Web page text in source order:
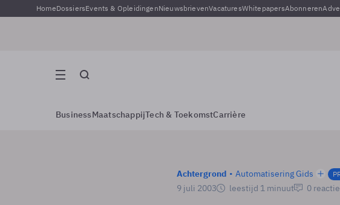
HomeDossiersEvents & OpleidingenNieuwsbrievenVacaturesWhitepapersAbonneren
BusinessMaatschappijTech & ToekomstCarrière
Achtergrond Automatisering Gids
9 juli 2003 leestijd 1 minuut 0